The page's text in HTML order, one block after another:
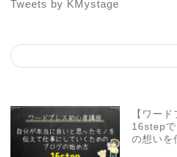
Tweets by KMystage
【ワー
16stepで
の想いを